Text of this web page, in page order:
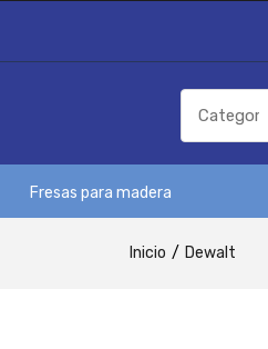
Fresas para madera
Inicio Dewalt